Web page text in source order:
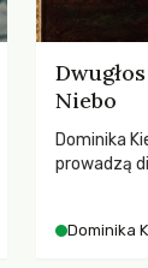
Niebo
Dominika
prowadzą
wrażliwość,
Dominika